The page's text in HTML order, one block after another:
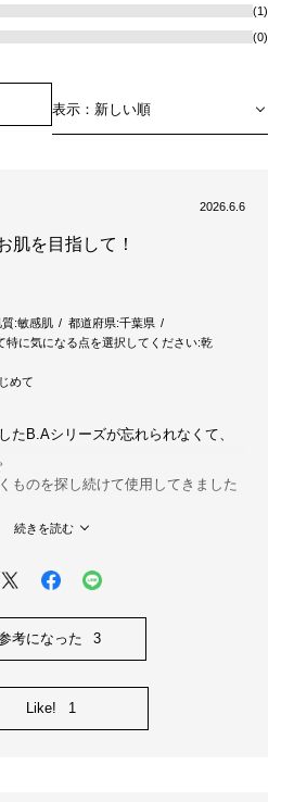
(1)
(0)
表示：新しい順
2026.6.6
肌を目指して！
質:敏感肌 都道府県:千葉県
特に気になる点を選択してください:乾
めて
たB.Aシリーズが忘れられなくて、
ものを探し続けて使用してきました
はやはり正しいものだったと実感し
のですが、ローションを使用し始め
変驚きました。
ていて、私は前の香りの方が好きで
りではないので
し史上最高のお肌を目指してお手入
続きを読む
考になった 3
Like! 1